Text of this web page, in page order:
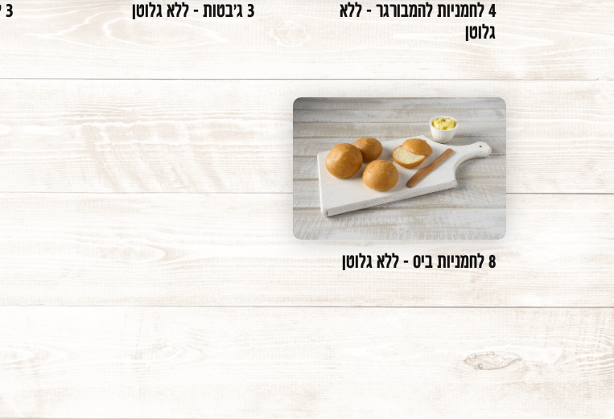
4 לחמניות להמבורגר - ללא
גלוטן
3 ג'בטות - ללא גלוטן 3 לחמניות באגט - ללא גלוטן
8 לחמניות ביס - ללא גלוטן